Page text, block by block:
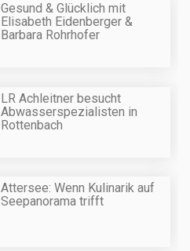
Gesund & Glücklich mit
Elisabeth Eidenberger &
Barbara Rohrhofer
LR Achleitner besucht
Abwasserspezialisten in
Rottenbach
Attersee: Wenn Kulinarik auf
Seepanorama trifft